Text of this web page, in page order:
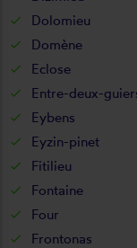
Dolomieu
Domène
Eclose
Entre-deux-
Eybens
Eyzin-pinet
Fitilieu
Fontaine
Four
Frontonas